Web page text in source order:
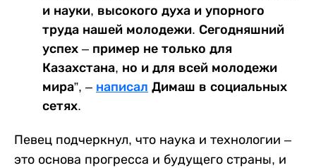
и науки, высокого духа и упорного
труда нашей молодежи. Сегодняшний
успех – пример не только для
Казахстана, но и для всей молодежи
мира”, – написал Димаш в социальных
сетях.
Певец подчеркнул, что наука и технологии –
это основа прогресса и будущего страны, и